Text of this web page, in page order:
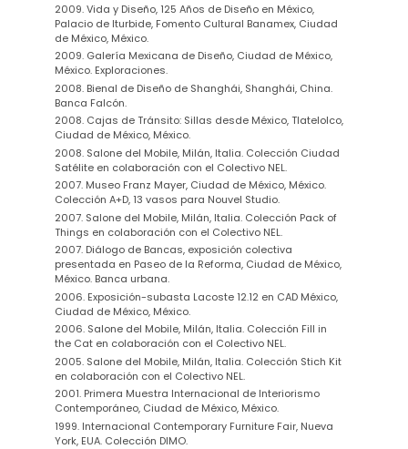
2009. Vida y Diseño, 125 Años de Diseño en México,
Palacio de Iturbide, Fomento Cultural Banamex, Ciudad
de México, México.
2009. Galería Mexicana de Diseño, Ciudad de México,
México. Exploraciones.
2008. Bienal de Diseño de Shanghái, Shanghái, China.
Banca Falcón.
2008. Cajas de Tránsito: Sillas desde México, Tlatelolco,
Ciudad de México, México.
2008. Salone del Mobile, Milán, Italia. Colección Ciudad
Satélite en colaboración con el Colectivo NEL.
2007. Museo Franz Mayer, Ciudad de México, México.
Colección A+D, 13 vasos para Nouvel Studio.
2007. Salone del Mobile, Milán, Italia. Colección Pack of
Things en colaboración con el Colectivo NEL.
2007. Diálogo de Bancas, exposición colectiva
presentada en Paseo de la Reforma, Ciudad de México,
México. Banca urbana.
2006. Exposición-subasta Lacoste 12.12 en CAD México,
Ciudad de México, México.
2006. Salone del Mobile, Milán, Italia. Colección Fill in
the Cat en colaboración con el Colectivo NEL.
2005. Salone del Mobile, Milán, Italia. Colección Stich Kit
en colaboración con el Colectivo NEL.
2001. Primera Muestra Internacional de Interiorismo
Contemporáneo, Ciudad de México, México.
1999. Internacional Contemporary Furniture Fair, Nueva
York, EUA. Colección DIMO.